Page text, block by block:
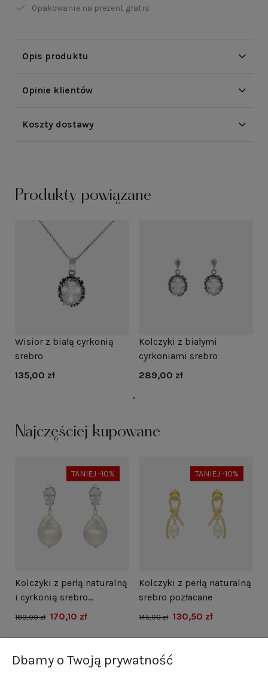
Opakowanie na prezent gratis
Opis produktu
Opinie klientów
Koszty dostawy
Produkty powiązane
Wisior z białą cyrkonią
srebro
135,00 zł
Kolczyki z białymi
cyrkoniami srebro
289,00 zł
Najczęściej kupowane
TANIEJ -10%
Kolczyki z perłą naturalną
i cyrkonią srebro
rodowane
189,00 zł 170,10 zł
TANIEJ -10%
Kolczyki z perłą naturalną
srebro pozłacane
145,00 zł 130,50 zł
Dbamy o Twoją prywatność